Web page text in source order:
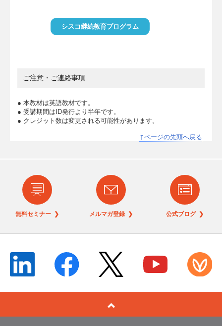
シスコ継続教育プログラム
ご注意・ご連絡事項
● 本教材は英語教材です。
● 受講期間はID発行より半年です。
● クレジット数は変更される可能性があります。
↑ページの先頭へ戻る
無料セミナー ❯ メルマガ登録 ❯ 公式ブログ ❯